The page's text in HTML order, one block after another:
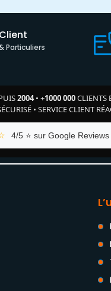
Particuliers
2004• +1000 000CLIENTS
• SERVICE CLIENT
4/5 ⭐ sur Google